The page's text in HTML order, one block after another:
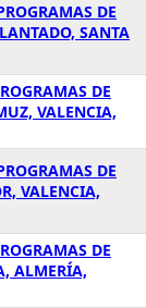
DE
SANTA
DE
VALENCIA,
DE
VALENCIA,
DE
ALMERÍA,